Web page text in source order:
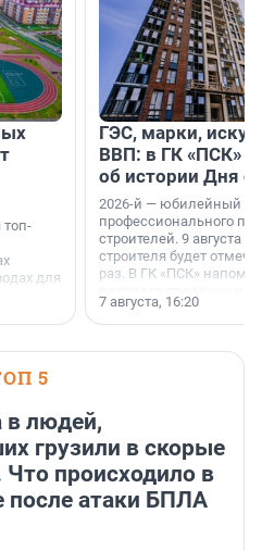
топ-
для
ГЭС, марки,
ВВП: в ГК «ПСК»
об истории Дня
2026-й — юбилейный
профессионального
строителей. 9 августа
строителя будет
раз. В ГК «ПСК»
поменялась роль
7 августа, 16:20
5
в людей,
грузили в скорые
Что происходило в
после атаки БПЛА